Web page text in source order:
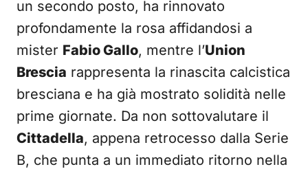
un secondo posto, ha rinnovato
profondamente la rosa affidandosi a
mister Fabio Gallo, mentre l’Union
Brescia rappresenta la rinascita calcistica
bresciana e ha già mostrato solidità nelle
prime giornate. Da non sottovalutare il
Cittadella, appena retrocesso dalla Serie
B, che punta a un immediato ritorno nella